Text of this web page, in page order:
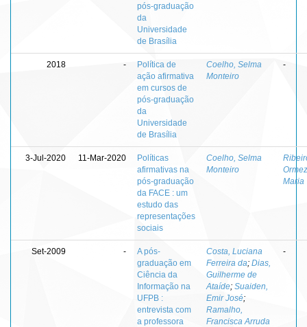
pós-graduação
da
Universidade
de Brasília
2018 -
Política de
ação afirmativa
em cursos de
pós-graduação
da
Universidade
de Brasília
Coelho, Selma
Monteiro
-
3-Jul-2020 11-Mar-2020
Políticas
afirmativas na
pós-graduação
da FACE : um
estudo das
representações
sociais
Coelho, Selma
Monteiro
Maria
Set-2009 -
A pós-
graduação em
Ciência da
Informação na
UFPB :
entrevista com
a professora
Costa, Luciana
Ferreira da; Dias,
Guilherme de
Ataíde; Suaiden,
Emir José;
Ramalho,
Francisca Arruda
-